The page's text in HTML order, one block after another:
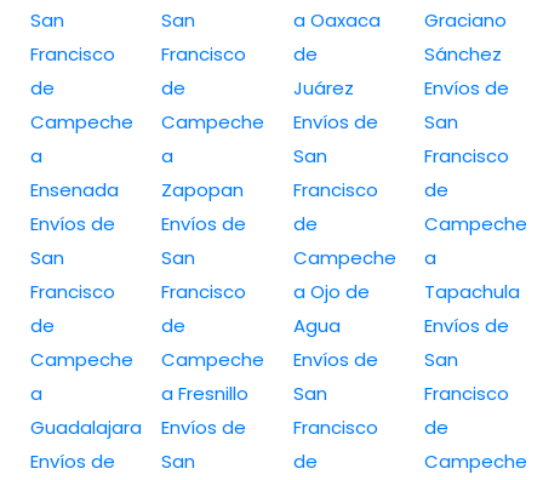
San
Francisco
de
Campeche
a
Ensenada
Envíos de
San
Francisco
de
Campeche
a
Guadalajara
Envíos de
San
Francisco
de
Campeche
a
Zapopan
Envíos de
San
Francisco
de
Campeche
a Fresnillo
Envíos de
San
a Oaxaca
de
Juárez
Envíos de
San
Francisco
de
Campeche
a Ojo de
Agua
Envíos de
San
Francisco
de
Graciano
Sánchez
Envíos de
San
Francisco
de
Campeche
a
Tapachula
Envíos de
San
Francisco
de
Campeche